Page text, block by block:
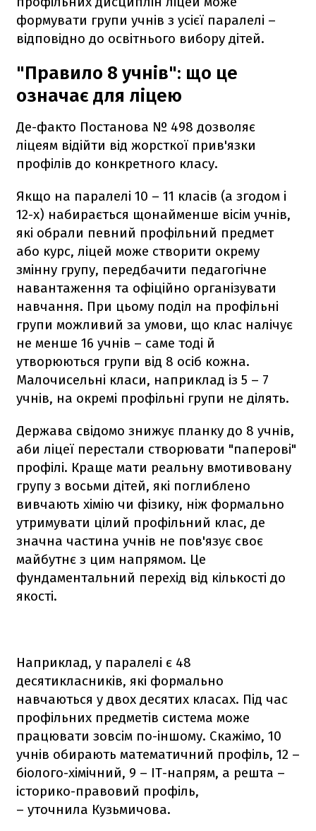
формувати групи учнів з усієї паралелі –
відповідно до освітнього вибору дітей.
"Правило 8 учнів": що це
означає для ліцею
Де-факто Постанова № 498 дозволяє
ліцеям відійти від жорсткої прив'язки
профілів до конкретного класу.
Якщо на паралелі 10 – 11 класів (а згодом і
12-х) набирається щонайменше вісім учнів,
які обрали певний профільний предмет
або курс, ліцей може створити окрему
змінну групу, передбачити педагогічне
навантаження та офіційно організувати
навчання. При цьому поділ на профільні
групи можливий за умови, що клас налічує
не менше 16 учнів – саме тоді й
утворюються групи від 8 осіб кожна.
Малочисельні класи, наприклад із 5 – 7
учнів, на окремі профільні групи не ділять.
Держава свідомо знижує планку до 8 учнів,
аби ліцеї перестали створювати "паперові"
профілі. Краще мати реальну вмотивовану
групу з восьми дітей, які поглиблено
вивчають хімію чи фізику, ніж формально
утримувати цілий профільний клас, де
значна частина учнів не пов'язує своє
майбутнє з цим напрямом. Це
фундаментальний перехід від кількості до
якості.
Наприклад, у паралелі є 48
десятикласників, які формально
навчаються у двох десятих класах. Під час
профільних предметів система може
працювати зовсім по-іншому. Скажімо, 10
учнів обирають математичний профіль, 12 –
біолого-хімічний, 9 – ІТ-напрям, а решта –
історико-правовий профіль,
– уточнила Кузьмичова.